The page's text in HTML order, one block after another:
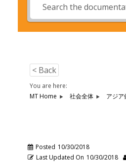
< Back
You are here:
MT Home
社会全体 アジア
Posted 10/30/2018
Last Updated On 10/30/2018